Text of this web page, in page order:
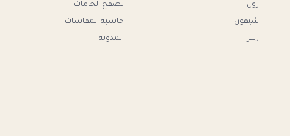
رول
شيفون
زيبرا
تصفح الخامات
حاسبة المقاسات
المدونة